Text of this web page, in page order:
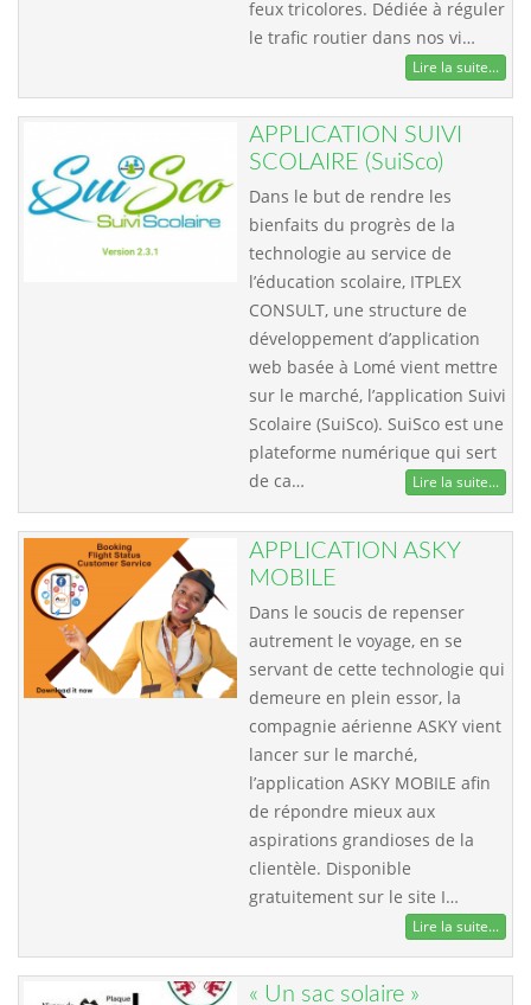
feux tricolores. Dédiée à réguler
le trafic routier dans nos vi…
Lire la suite...
APPLICATION SUIVI
SCOLAIRE (SuiSco)
Dans le but de rendre les
bienfaits du progrès de la
technologie au service de
l’éducation scolaire, ITPLEX
CONSULT, une structure de
développement d’application
web basée à Lomé vient mettre
sur le marché, l’application Suivi
Scolaire (SuiSco). SuiSco est une
plateforme numérique qui sert
de ca…
Lire la suite...
APPLICATION ASKY
MOBILE
Dans le soucis de repenser
autrement le voyage, en se
servant de cette technologie qui
demeure en plein essor, la
compagnie aérienne ASKY vient
lancer sur le marché,
l’application ASKY MOBILE afin
de répondre mieux aux
aspirations grandioses de la
clientèle. Disponible
gratuitement sur le site I…
Lire la suite...
« Un sac solaire »